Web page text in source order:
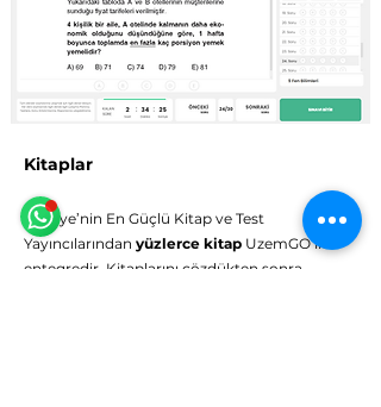
Kitaplar
Türkiye’nin En Güçlü Kitap ve Test
Yayıncılarından yüzlerce kitap UzemGO ile
entegredir. Kitaplarını çözdükten sonra
🗓️ Çalışma Saatleri: Hergün 9:00 - 23:59